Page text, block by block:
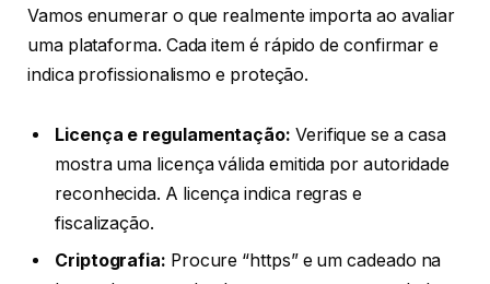
Vamos enumerar o que realmente importa ao avaliar
uma plataforma. Cada item é rápido de confirmar e
indica profissionalismo e proteção.
Licença e regulamentação: Verifique se a casa
mostra uma licença válida emitida por autoridade
reconhecida. A licença indica regras e
fiscalização.
Criptografia: Procure “https” e um cadeado na